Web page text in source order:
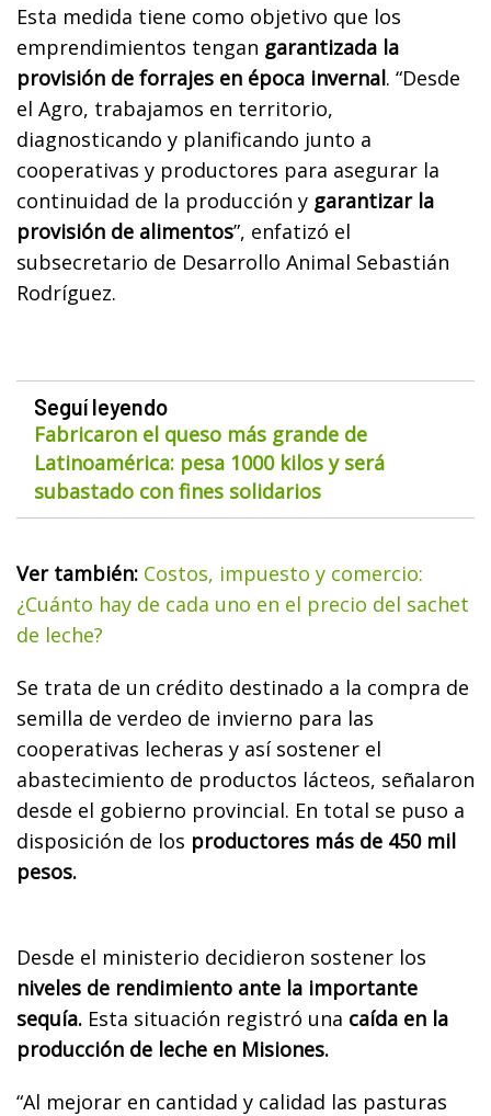
Esta medida tiene como objetivo que los
emprendimientos tengan garantizada la
provisión de forrajes en época invernal. “Desde
el Agro, trabajamos en territorio,
diagnosticando y planificando junto a
cooperativas y productores para asegurar la
continuidad de la producción y garantizar la
provisión de alimentos”, enfatizó el
subsecretario de Desarrollo Animal Sebastián
Rodríguez.
Seguí leyendo
Fabricaron el queso más grande de
Latinoamérica: pesa 1000 kilos y será
subastado con fines solidarios
Ver también: Costos, impuesto y comercio:
¿Cuánto hay de cada uno en el precio del sachet
de leche?
Se trata de un crédito destinado a la compra de
semilla de verdeo de invierno para las
cooperativas lecheras y así sostener el
abastecimiento de productos lácteos, señalaron
desde el gobierno provincial. En total se puso a
disposición de los productores más de 450 mil
pesos.
Desde el ministerio decidieron sostener los
niveles de rendimiento ante la importante
sequía. Esta situación registró una caída en la
producción de leche en Misiones.
“Al mejorar en cantidad y calidad las pasturas